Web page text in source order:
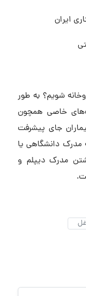
ایران
شویم؟ به طور
خاصی همچون
جای پیشرفت
مدرک دانشگاهی یا
مدرک دیپلم و